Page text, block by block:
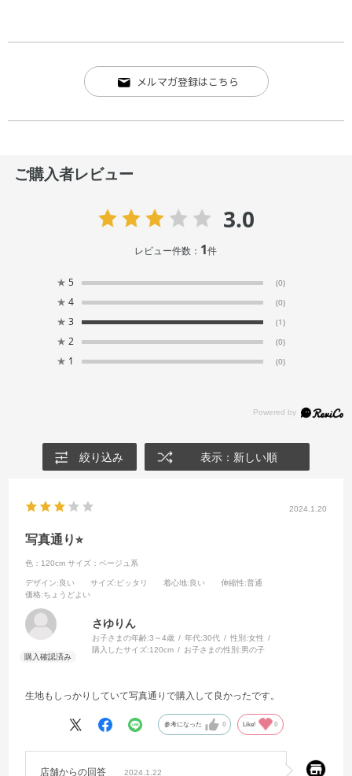
メルマガ登録はこちら
ご購入者レビュー
3.0
レビュー件数： 1件
★ 5 (0)
★ 4 (0)
★ 3 (1)
★ 2 (0)
★ 1 (0)
絞り込み 表示：新しい順
2024.1.20
写真通り⭐︎
色：120cm サイズ：ベージュ系
デザイン:良い サイズ:ピッタリ 着心地:良い 伸縮性:普通
価格:ちょうどよい
さゆりん
お子さまの年齢:3～4歳 年代:30代 性別:女性
購入したサイズ:120cm お子さまの性別:男の子
生地もしっかりしていて写真通りで購入して良かったです。
参考になった 0 Like! 0
店舗からの回答 2024.1.22